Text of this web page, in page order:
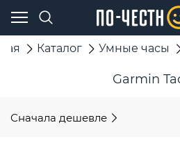
Каталог Умные часы
Garmin
Сначала дешевле